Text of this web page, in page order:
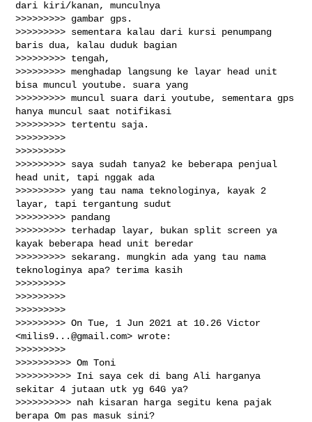
dari kiri/kanan, munculnya
>>>>>>>>> gambar gps.
>>>>>>>>> sementara kalau dari kursi penumpang
baris dua, kalau duduk bagian
>>>>>>>>> tengah,
>>>>>>>>> menghadap langsung ke layar head unit
bisa muncul youtube. suara yang
>>>>>>>>> muncul suara dari youtube, sementara gps
hanya muncul saat notifikasi
>>>>>>>>> tertentu saja.
>>>>>>>>>
>>>>>>>>>
>>>>>>>>> saya sudah tanya2 ke beberapa penjual
head unit, tapi nggak ada
>>>>>>>>> yang tau nama teknologinya, kayak 2
layar, tapi tergantung sudut
>>>>>>>>> pandang
>>>>>>>>> terhadap layar, bukan split screen ya
kayak beberapa head unit beredar
>>>>>>>>> sekarang. mungkin ada yang tau nama
teknologinya apa? terima kasih
>>>>>>>>>
>>>>>>>>>
>>>>>>>>>
>>>>>>>>> On Tue, 1 Jun 2021 at 10.26 Victor
<milis9...@gmail.com> wrote:
>>>>>>>>>
>>>>>>>>>> Om Toni
>>>>>>>>>> Ini saya cek di bang Ali harganya
sekitar 4 jutaan utk yg 64G ya?
>>>>>>>>>> nah kisaran harga segitu kena pajak
berapa Om pas masuk sini?